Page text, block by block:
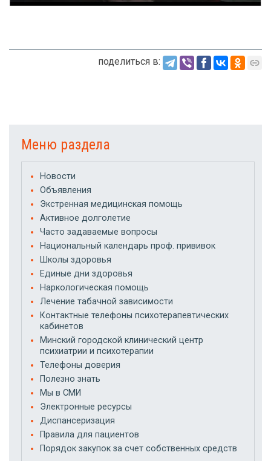
поделиться в:
Меню раздела
Новости
Объявления
Экстренная медицинская помощь
Активное долголетие
Часто задаваемые вопросы
Национальный календарь проф. прививок
Школы здоровья
Единые дни здоровья
Наркологическая помощь
Лечение табачной зависимости
Контактные телефоны психотерапевтических
кабинетов
Минский городской клинический центр
психиатрии и психотерапии
Телефоны доверия
Полезно знать
Мы в СМИ
Электронные ресурсы
Диспансеризация
Правила для пациентов
Порядок закупок за счет собственных средств